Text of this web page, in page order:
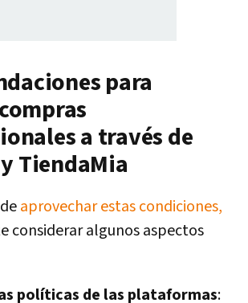
para
a través de
TiendaMia
aprovechar estas condiciones,
considerar algunos aspectos
políticas de las plataformas: